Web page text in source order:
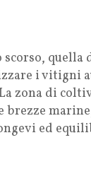
quella
i vitigni
zona di
ed